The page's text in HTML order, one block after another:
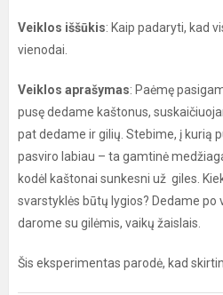
Veiklos iššūkis: Kaip padaryti, kad
vienodai.
Veiklos aprašymas: Paėmę
pusę dedame kaštonus,
pat dedame ir gilių. Stebime, į kurią
pasviro labiau – ta gamtinė
kodėl kaštonai sunkesni už giles.
svarstyklės būtų lygios? Dedame po
darome su gilėmis, vaikų žaislais.
Šis eksperimentas parodė, kad